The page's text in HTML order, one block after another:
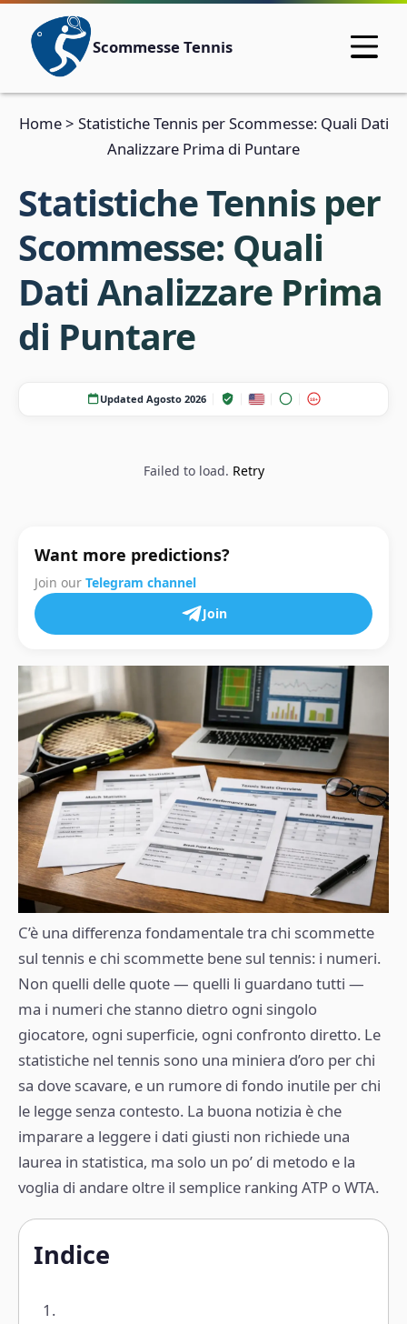
Scommesse Tennis
Home> Statistiche Tennis per Scommesse: Quali Dati
Analizzare Prima di Puntare
Statistiche Tennis per
Scommesse: Quali
Dati Analizzare Prima
di Puntare
Updated Agosto 2026 18+
Failed to load. Retry
Want more predictions?
Join our Telegram channel
Join
C’è una differenza fondamentale tra chi scommette
sul tennis e chi scommette bene sul tennis: i numeri.
Non quelli delle quote — quelli li guardano tutti —
ma i numeri che stanno dietro ogni singolo
giocatore, ogni superficie, ogni confronto diretto. Le
statistiche nel tennis sono una miniera d’oro per chi
sa dove scavare, e un rumore di fondo inutile per chi
le legge senza contesto. La buona notizia è che
imparare a leggere i dati giusti non richiede una
laurea in statistica, ma solo un po’ di metodo e la
voglia di andare oltre il semplice ranking ATP o WTA.
Indice